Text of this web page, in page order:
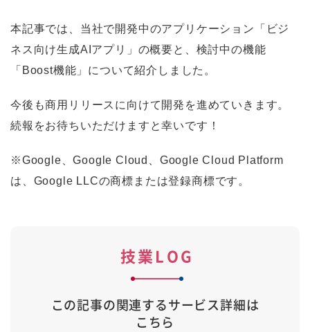
本記事では、当社で開発中のアプリケーション「ビジ
ネス向け生成AIアプリ」の概要と、検討中の機能
「Boost機能」について紹介しました。
今後も商用リリースに向けて開発を進めていきます。
続報をお待ちいただけますと幸いです！
※Google、Google Cloud、Google Cloud Platform
は、Google LLCの商標または登録商標です。
技業LOG
この記事の関連するサービス詳細は
こちら